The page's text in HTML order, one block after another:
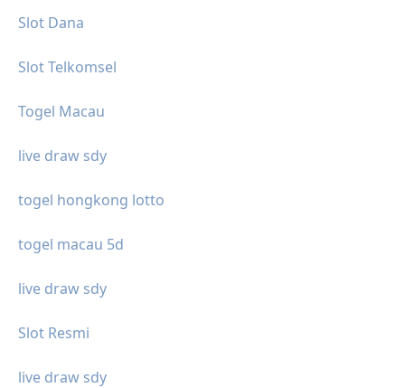
Slot Dana
Slot Telkomsel
Togel Macau
live draw sdy
togel hongkong lotto
togel macau 5d
live draw sdy
Slot Resmi
live draw sdy